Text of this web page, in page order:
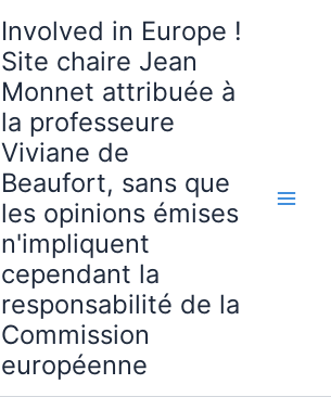
Involved in Europe !
Site chaire Jean
Monnet attribuée à
la professeure
Viviane de
Beaufort, sans que
les opinions émises
n'impliquent
cependant la
responsabilité de la
Commission
européenne